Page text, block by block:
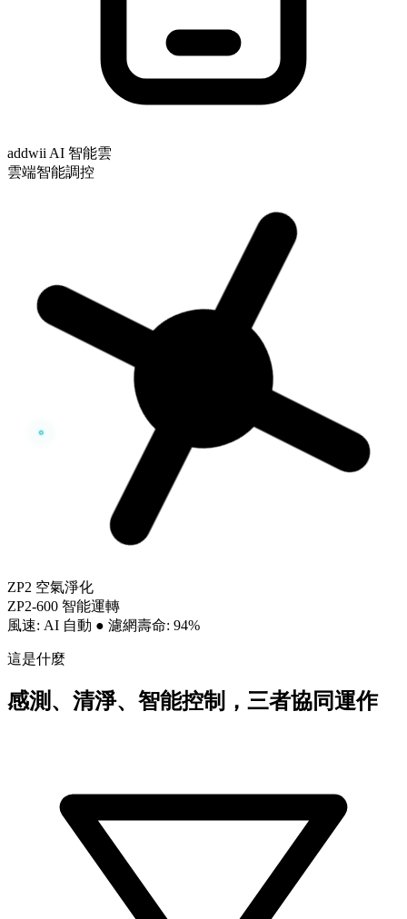
addwii AI 智能雲
雲端智能調控
ZP2 空氣淨化
ZP2-600 智能運轉
風速: AI 自動 ● 濾網壽命: 94%
這是什麼
感測、清淨、智能控制，三者協同運作